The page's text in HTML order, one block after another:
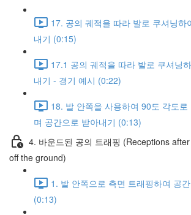
17. 공의 궤적을 따라 발로 쿠셔닝하
내기 (0:15)
17.1 공의 궤적을 따라 발로 쿠셔닝
내기 - 경기 예시 (0:22)
18. 발 안쪽을 사용하여 90도 각도로
며 공간으로 받아내기 (0:13)
4. 바운드된 공의 트래핑 (Receptions
off the ground)
1. 발 안쪽으로 측면 트래핑하여 공
(0:13)